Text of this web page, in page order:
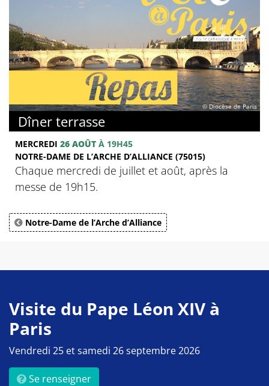
© Diocèse de Paris
Dîner terrasse
MERCREDI 26 AOÛT À 19H45
NOTRE-DAME DE L’ARCHE D’ALLIANCE (75015)
Chaque mercredi de juillet et août, après la
messe de 19h15.
Notre-Dame de l’Arche d’Alliance
Visite du Pape Léon XIV à
Paris
Vendredi 25 et samedi 26 septembre 2026
Se renseigner